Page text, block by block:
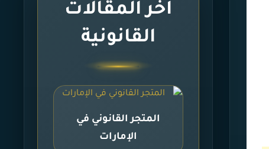
آخر المقالات
القانونية
المتجر القانوني في
الإمارات